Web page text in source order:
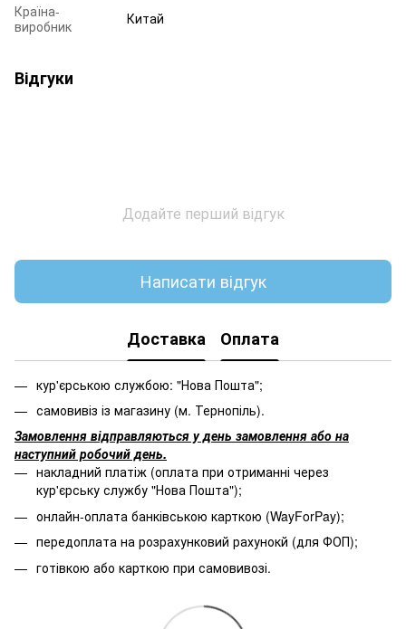
Країна-
виробник
Китай
Відгуки
Додайте перший відгук
Написати відгук
Доставка Оплата
кур'єрською службою: "Нова Пошта";
самовивіз із магазину (м. Тернопіль).
Замовлення відправляються у день замовлення або на
наступний робочий день.
накладний платіж (оплата при отриманні через
кур'єрську службу "Нова Пошта");
онлайн-оплата банківською карткою (WayForPay);
передоплата на розрахунковий рахунокй (для ФОП);
готівкою або карткою при самовивозі.